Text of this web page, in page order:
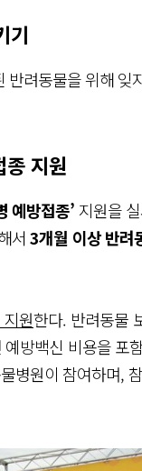
기
려동물을 위해 잊
지원
예방접종’ 지원을
서3개월 이상 반려
원한다. 반려동물
방백신 비용을 포
병원이 참여하며,